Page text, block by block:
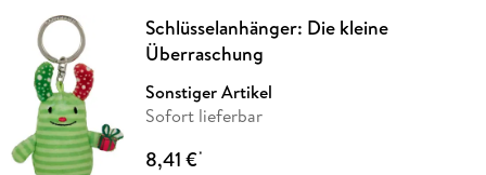
Schlüsselanhänger: Die kleine
Überraschung
Sonstiger Artikel
Sofort lieferbar
8,41 €*